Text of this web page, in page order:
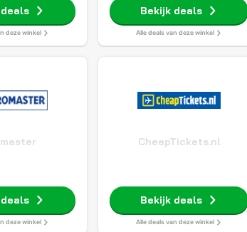
deze winkel
Bekijk deals
Alle deals van deze winkel
deze winkel
CheapTickets.nl
Bekijk deals
Alle deals van deze winkel